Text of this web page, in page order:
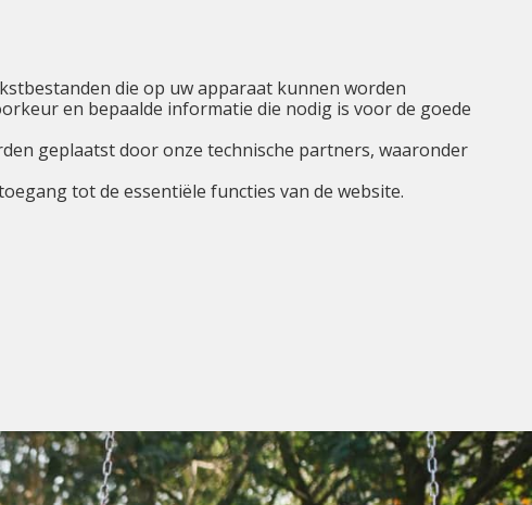
die op uw apparaat kunnen worden
en bepaalde informatie die nodig is voor de goede
geplaatst door onze technische partners, waaronder
tot de essentiële functies van de website.